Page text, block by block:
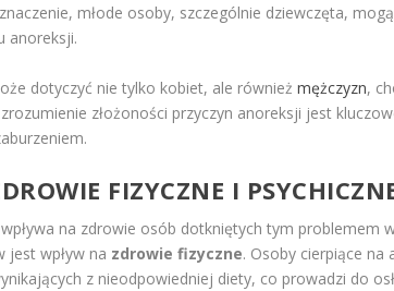
młode osoby, szczególnie dziewczęta,
anoreksji.
dotyczyć nie tylko kobiet, ale równieżmężczyzn,
złożoności przyczyn anoreksji jest
FIZYCZNE I
na zdrowie osób dotkniętych tym problemem
jest wpływ na zdrowie fizyczne. Osoby cierpiące na
z nieodpowiedniej diety, co prowadzi do